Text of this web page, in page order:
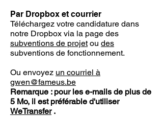
Par Dropbox et courrier
Téléchargez votre candidature dans
notre Dropbox via la page des
subventions de projetou des
subventions de fonctionnement.
Ou envoyez un courriel à
gwen@fameus.be
Remarque : pour les e-mails de plus de
5 Mo, il est préférable d'utiliser
WeTransfer.